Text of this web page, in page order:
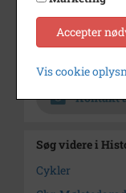
Se på kort
Kontakt
Søg videre i
Cykler
Accepter
Vis cookie